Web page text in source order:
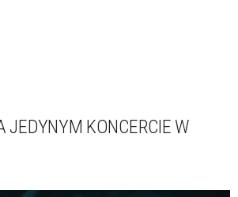
JEDYNYM KONCERCIE W